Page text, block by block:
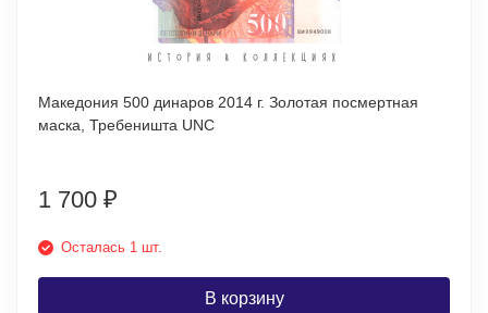
Македония 500 динаров 2014 г. Золотая посмертная
маска, Требеништа UNC
1 700 ₽
Осталась 1 шт.
В корзину